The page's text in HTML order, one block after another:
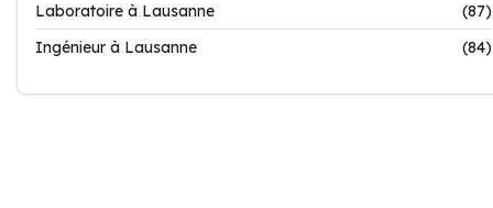
Laboratoire à Lausanne
(87)
Ingénieur à Lausanne
(84)